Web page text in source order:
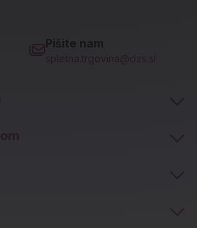
Pišite nam
spletna.trgovina@dzs.si